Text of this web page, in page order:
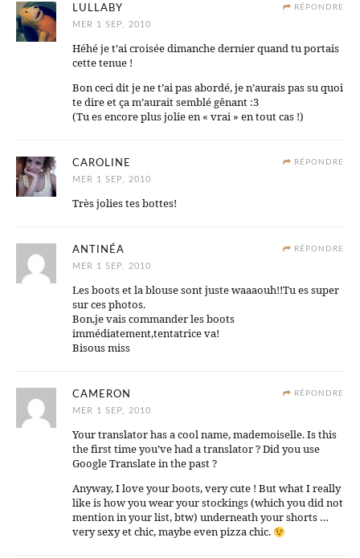
RÉPONDRE
LULLABY
MER 1 SEP, 2010
Héhé je t’ai croisée dimanche dernier quand tu portais
cette tenue !
Bon ceci dit je ne t’ai pas abordé, je n’aurais pas su quoi
te dire et ça m’aurait semblé gênant :3
(Tu es encore plus jolie en « vrai » en tout cas !)
RÉPONDRE
CAROLINE
MER 1 SEP, 2010
Très jolies tes bottes!
RÉPONDRE
ANTINÉA
MER 1 SEP, 2010
Les boots et la blouse sont juste waaaouh!!Tu es super
sur ces photos.
Bon,je vais commander les boots
immédiatement,tentatrice va!
Bisous miss
RÉPONDRE
CAMERON
MER 1 SEP, 2010
Your translator has a cool name, mademoiselle. Is this
the first time you’ve had a translator ? Did you use
Google Translate in the past ?
Anyway, I love your boots, very cute ! But what I really
like is how you wear your stockings (which you did not
mention in your list, btw) underneath your shorts …
very sexy et chic, maybe even pizza chic.